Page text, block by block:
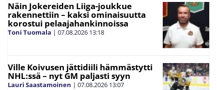
Näin Jokereiden Liiga-joukkue
rakennettiin – kaksi ominaisuutta
korostui pelaajahankinnoissa
Toni Tuomala | 07.08.2026 13:18
Ville Koivusen jättidiili hämmästytti
NHL:ssä – nyt GM paljasti syyn
Lauri Saastamoinen | 07.08.2026 13:07